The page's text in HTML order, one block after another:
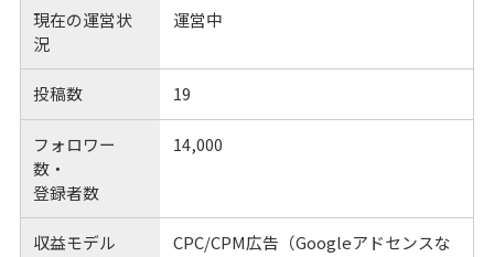
現在の運営状
況
運営中
投稿数 19
フォロワー
数・
登録者数
14,000
収益モデル
CPC/CPM広告（Googleアドセンスな